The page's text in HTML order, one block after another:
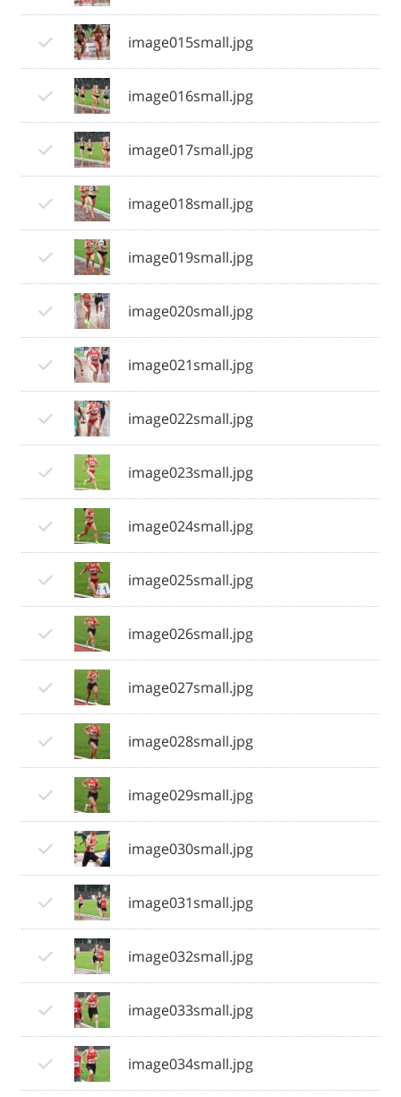
image015small.jpg
image016small.jpg
image017small.jpg
image018small.jpg
image019small.jpg
image020small.jpg
image021small.jpg
image022small.jpg
image023small.jpg
image024small.jpg
image025small.jpg
image026small.jpg
image027small.jpg
image028small.jpg
image029small.jpg
image030small.jpg
image031small.jpg
image032small.jpg
image033small.jpg
image034small.jpg